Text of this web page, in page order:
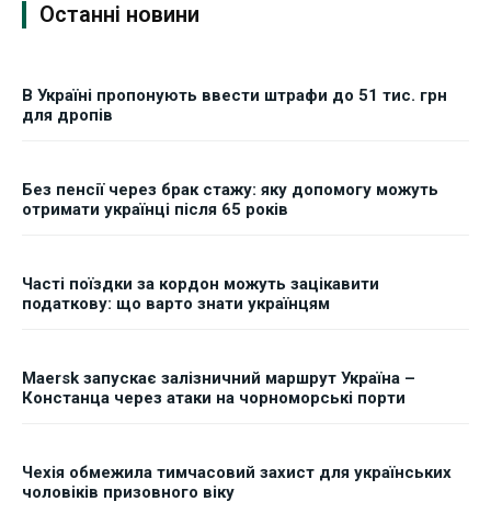
Останні новини
В Україні пропонують ввести штрафи до 51 тис. грн
для дропів
Без пенсії через брак стажу: яку допомогу можуть
отримати українці після 65 років
Часті поїздки за кордон можуть зацікавити
податкову: що варто знати українцям
Maersk запускає залізничний маршрут Україна –
Констанца через атаки на чорноморські порти
Чехія обмежила тимчасовий захист для українських
чоловіків призовного віку